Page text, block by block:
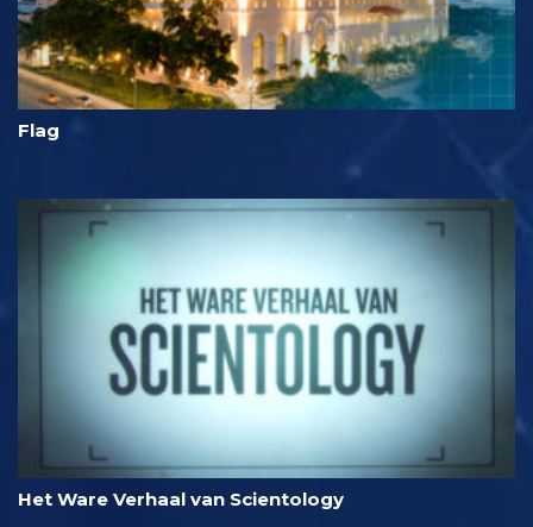
Flag
Het Ware Verhaal van Scientology